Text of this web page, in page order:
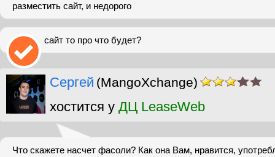
разместить сайт, и недорого
сайт то про что будет?
Сергей (MangoXchange)
хостится у ДЦ LeaseWeb
Что скажете насчет фасоли? Как она Вам, нравится,